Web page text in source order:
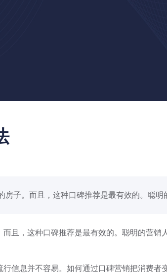
子。而且，这种口碑推荐是最有效的。聪明
，这种口碑推荐是最有效的。聪明的营销
息并不容易。如何通过口碑营销把消费者